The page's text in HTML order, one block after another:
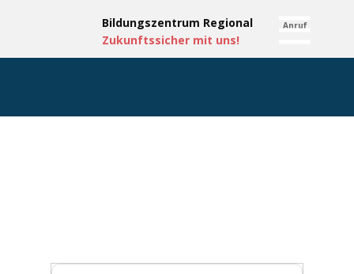
Bildungsze​ntru​m Regional
Zukun​ft​ssicher mit uns!
Anruf